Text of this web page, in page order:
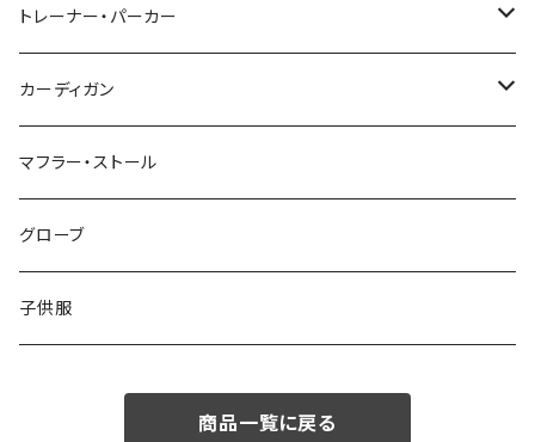
48/L
50/XL～
46/M
48/L
50/XL～
～44/S
46/M
48/L
50/XL～
トレーナー・パーカー
～44/S
46/M
48/L
50/XL～
カーディガン
～44/S
46/M
48/L
マフラー・ストール
グローブ
子供服
商品一覧に戻る